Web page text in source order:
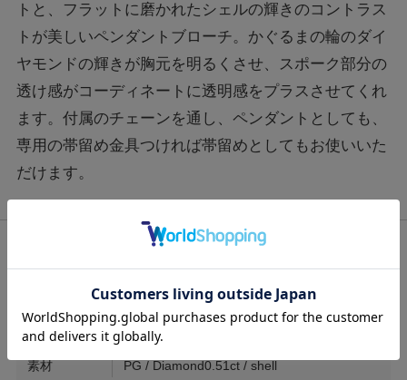
トと、フラットに磨かれたシェルの輝きのコントラス
トが美しいペンダントブローチ。かぐるまの輪のダイ
ヤモンドの輝きが胸元を明るくさせ、スポーク部分の
透け感がコーディネートに透明感をプラスさせてくれ
ます。付属のチェーンを通し、ペンダントとしても、
専用の帯留め金具つければ帯留めとしてもお使いいた
だけます。
サイズ 縦約3cm 横約2.3cmチェーン55cm
素材 PG / Diamond0.51ct / shell